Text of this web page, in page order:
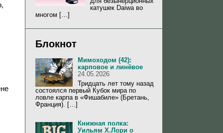
катушек Daiwa во
многом […]
Блокнот
Мимоходом (42):
карповое и линёвое
24.05.2026
Тридцать лет тому назад
состоялся первый Кубок мира по
ловле карпа в «Фишабиле» (Бретань,
Франция). […]
Книжная полка:
Уильям Х.Лори о